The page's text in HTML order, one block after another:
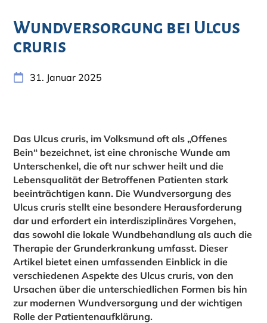
Wundversorgung bei Ulcus
cruris
31. Januar 2025
Das Ulcus cruris, im Volksmund oft als „Offenes
Bein“ bezeichnet, ist eine chronische Wunde am
Unterschenkel, die oft nur schwer heilt und die
Lebensqualität der Betroffenen Patienten stark
beeinträchtigen kann. Die Wundversorgung des
Ulcus cruris stellt eine besondere Herausforderung
dar und erfordert ein interdisziplinäres Vorgehen,
das sowohl die lokale Wundbehandlung als auch die
Therapie der Grunderkrankung umfasst. Dieser
Artikel bietet einen umfassenden Einblick in die
verschiedenen Aspekte des Ulcus cruris, von den
Ursachen über die unterschiedlichen Formen bis hin
zur modernen Wundversorgung und der wichtigen
Rolle der Patientenaufklärung.